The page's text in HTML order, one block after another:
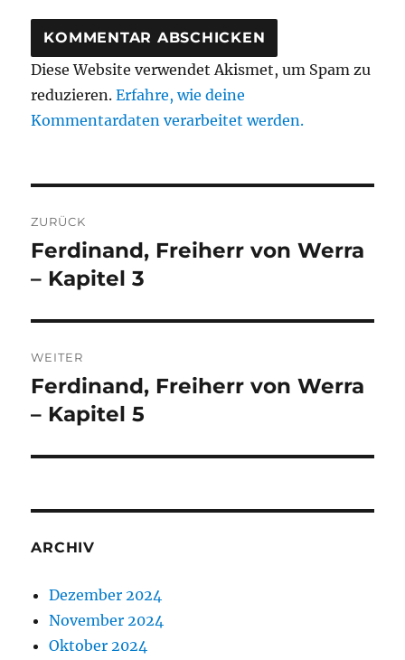
Diese Website verwendet Akismet, um Spam zu
reduzieren.Erfahre, wie deine
Kommentardaten verarbeitet werden.
ZURÜCK
Vorheriger
Beitrag:
Ferdinand, Freiherr von Werra
– Kapitel 3
WEITER
Nächster
Beitrag:
Ferdinand, Freiherr von Werra
– Kapitel 5
ARCHIV
Dezember 2024
November 2024
Oktober 2024